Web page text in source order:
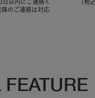
以内にご連絡く
のご連絡は対応
（税